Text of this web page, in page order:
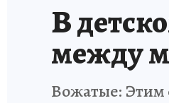
В
между
Вожатые: Этим